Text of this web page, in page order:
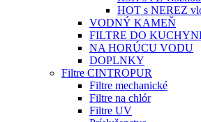
HOT s NEREZ
VODNÝ KAMEŇ
FILTRE DO
NA HORÚCU VODU
DOPLNKY
Filtre CINTROPUR
Filtre mechanické
Filtre na chlór
Filtre UV